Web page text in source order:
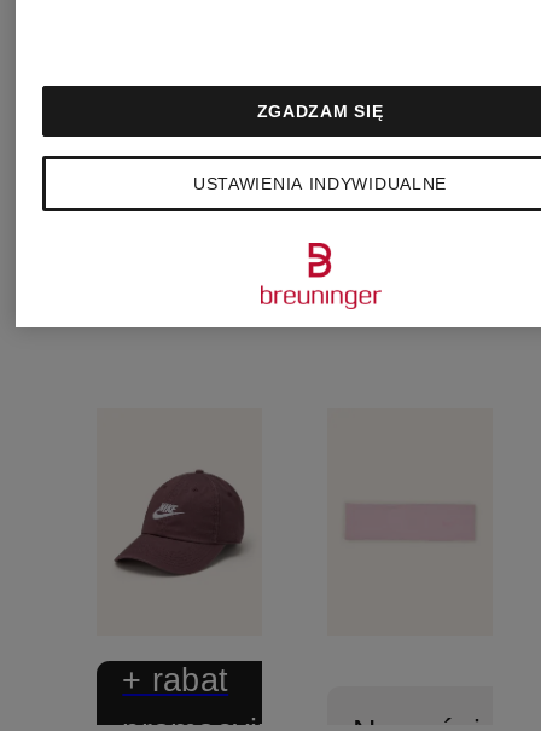
89,25 zł
Cena
115 zł
+ rabat
USTAWIENIA INDYWIDUALNE
ZGADZAM SIĘ